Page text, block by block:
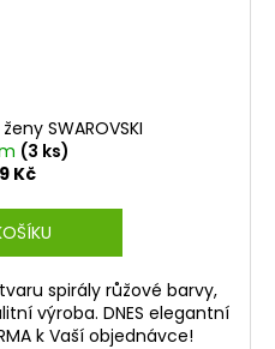
SWAROVSKI
(3 ks)
Kč
spirály růžové barvy,
výroba. DNES elegantní
k Vaší objednávce!